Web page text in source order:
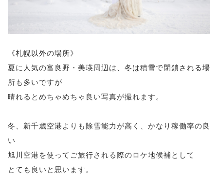
《札幌以外の場所》
夏に人気の富良野・美瑛周辺は、冬は積雪で閉鎖される場
所も多いですが
晴れるとめちゃめちゃ良い写真が撮れます。
冬、新千歳空港よりも除雪能力が高く、かなり稼働率の良
い
旭川空港を使ってご旅行される際のロケ地候補として
とても良いと思います。